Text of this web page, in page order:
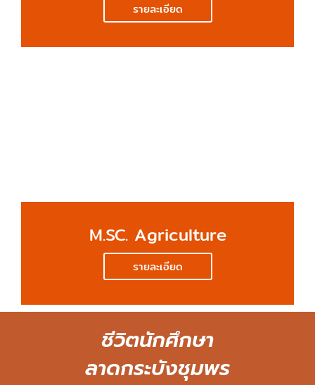
รายละเอียด
M.SC. Agriculture
รายละเอียด
ชีวิตนักศึกษา
ลาดกระบังชุมพร